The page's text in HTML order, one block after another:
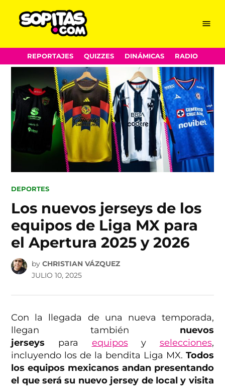
Skip
to
Menu
REPORTAJES QUIZZES DINÁMICAS RADIO
POSTED
DEPORTES
Los nuevos jerseys de los
equipos de Liga MX para
el Apertura 2025 y 2026
by CHRISTIAN VÁZQUEZ
JULIO 10, 2025
Con la llegada de una nueva temporada,
llegan también nuevos
jerseys para equiposy selecciones,
incluyendo los de la bendita Liga MX. Todos
los equipos mexicanos andan presentando
el que será su nuevo jersey de local y visita